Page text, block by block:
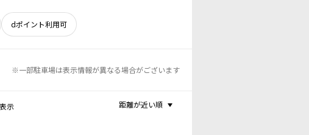
dポイント利用可
※一部駐車場は表示情報が異なる場合がございます
示 距離が近い順